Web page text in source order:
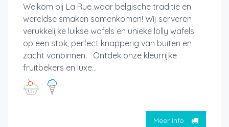
Welkom bij La Rue waar belgische traditie en
wereldse smaken samenkomen! Wij serveren
verukkelijke luikse wafels en unieke lolly wafels
op een stok, perfect knapperig van buiten en
zacht vanbinnen. Ontdek onze kleurrijke
fruitbekers en luxe...
Meer info